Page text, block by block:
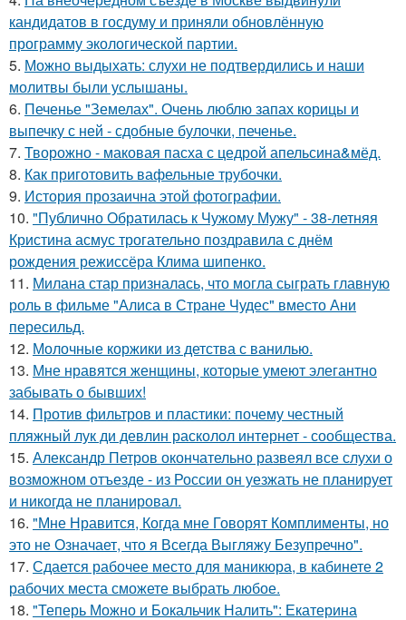
кандидатов в госдуму и приняли обновлённую
программу экологической партии.
5. Можно выдыхать: слухи не подтвердились и наши
молитвы были услышаны.
6. Печенье "Земелах". Очень люблю запах корицы и
выпечку с ней - сдобные булочки, печенье.
7. Творожно - маковая пасха с цедрой апельсина&мёд.
8. Как приготовить вафельные трубочки.
9. История прозаична этой фотографии.
10. "Публично Обратилась к Чужому Мужу" - 38-летняя
Кристина асмус трогательно поздравила с днём
рождения режиссёра Клима шипенко.
11. Милана стар призналась, что могла сыграть главную
роль в фильме "Алиса в Стране Чудес" вместо Ани
пересильд.
12. Молочные коржики из детства с ванилью.
13. Мне нравятся женщины, которые умеют элегантно
забывать о бывших!
14. Против фильтров и пластики: почему честный
пляжный лук ди девлин расколол интернет - сообщества.
15. Александр Петров окончательно развеял все слухи о
возможном отъезде - из России он уезжать не планирует
и никогда не планировал.
16. "Мне Нравится, Когда мне Говорят Комплименты, но
это не Означает, что я Всегда Выгляжу Безупречно".
17. Сдается рабочее место для маникюра, в кабинете 2
рабочих места сможете выбрать любое.
18. "Теперь Можно и Бокальчик Налить": Екатерина